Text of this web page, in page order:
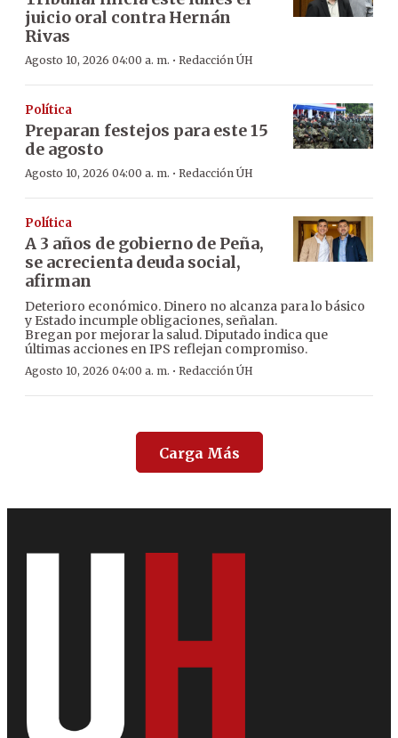
juicio oral contra Hernán
Rivas
Agosto 10, 2026 04:00 a. m. · Redacción ÚH
Política
Preparan festejos para este 15
de agosto
Agosto 10, 2026 04:00 a. m. · Redacción ÚH
Política
A 3 años de gobierno de Peña,
se acrecienta deuda social,
afirman
Deterioro económico. Dinero no alcanza para lo básico
y Estado incumple obligaciones, señalan.
Bregan por mejorar la salud. Diputado indica que
últimas acciones en IPS reflejan compromiso.
Agosto 10, 2026 04:00 a. m. · Redacción ÚH
Carga Más